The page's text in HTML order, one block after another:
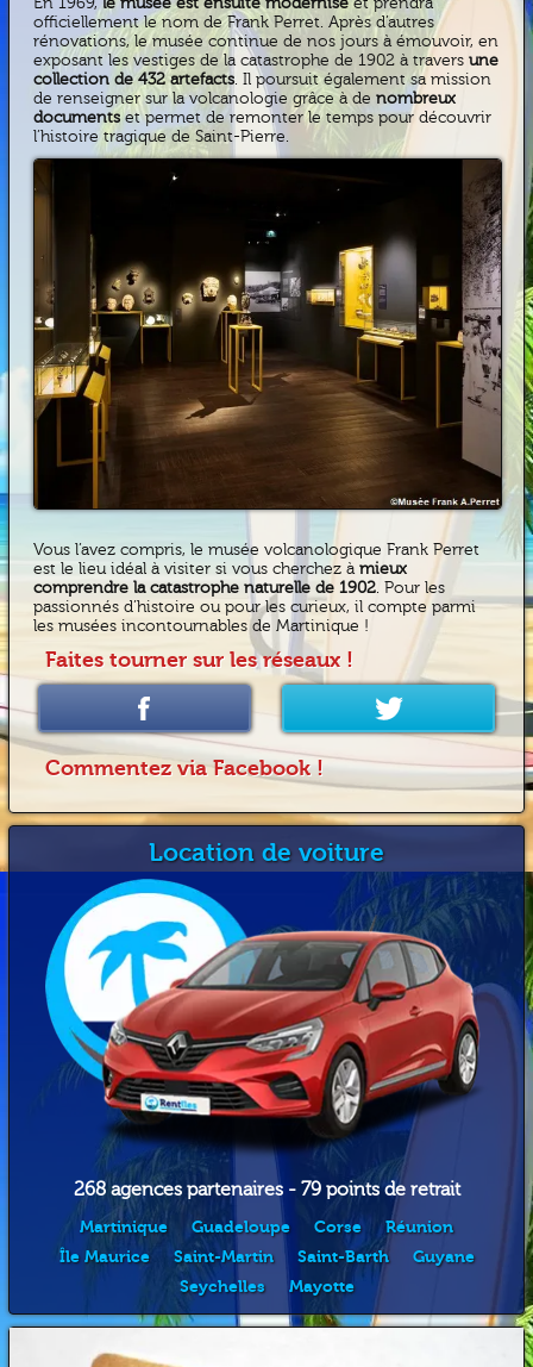
officiellement le nom de Frank Perret. Après d’autres
rénovations, le musée continue de nos jours à émouvoir, en
exposant les vestiges de la catastrophe de 1902 à traversune
collection de 432 artefacts. Il poursuit également sa mission
de renseigner sur la volcanologie grâce à denombreux
documentset permet de remonter le temps pour découvrir
l’histoire tragique de Saint-Pierre.
Vous l’avez compris, le musée volcanologique Frank Perret
est le lieu idéal à visiter si vous cherchez àmieux
comprendre la catastrophe naturelle de 1902. Pour les
passionnés d’histoire ou pour les curieux, il compte parmi
les musées incontournables de Martinique !
Faites tourner sur les réseaux !
Commentez via Facebook !
Location de voiture
268 agences partenaires - 79 points de retrait
Martinique Guadeloupe Corse
Réunion
Île Maurice
Saint-Martin Saint-Barth
Guyane
Seychelles
Mayotte